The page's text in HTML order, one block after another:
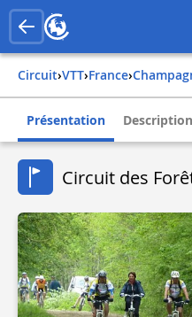
Circuit› VTT› france›
Présentation Description
Circuit des